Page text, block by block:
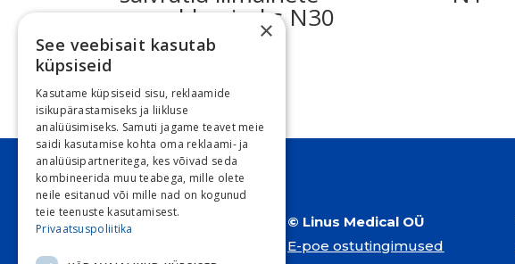
eemaldamiseks N30
€10.64
© Linus Medical OÜ
E-poe ostutingimused
×
See veebisait kasutab
küpsiseid
Kasutame küpsiseid sisu, reklaamide
isikupärastamiseks ja liikluse
analüüsimiseks. Samuti jagame teavet meie
saidi kasutamise kohta oma reklaami- ja
analüüsipartneritega, kes võivad seda
kombineerida muu teabega, mille olete
neile esitanud või mille nad on kogunud
teie teenuste kasutamisest.
Privaatsuspoliitika